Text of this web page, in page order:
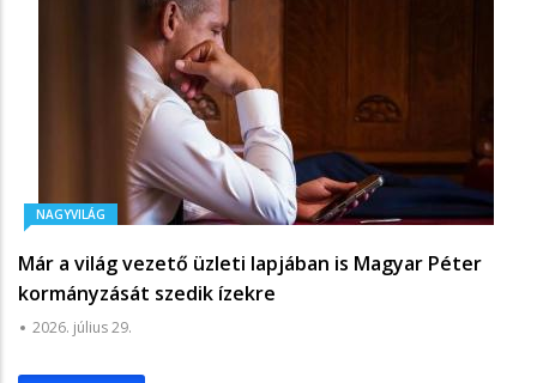
NAGYVILÁG
Már a világ vezető üzleti lapjában is Magyar Péter
kormányzását szedik ízekre
2026. július 29.